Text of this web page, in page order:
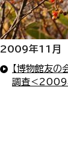
2009年11月
【博物館友の
調査＜2009